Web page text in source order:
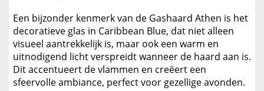
Een bijzonder kenmerk van de Gashaard Athen is het
decoratieve glas in Caribbean Blue, dat niet alleen
visueel aantrekkelijk is, maar ook een warm en
uitnodigend licht verspreidt wanneer de haard aan is.
Dit accentueert de vlammen en creëert een
sfeervolle ambiance, perfect voor gezellige avonden.